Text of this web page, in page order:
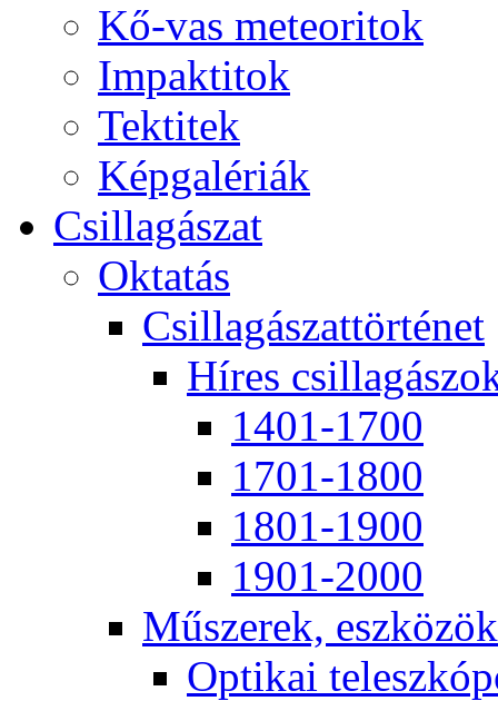
Kő-vas me­te­o­ri­tok
Imp­ak­ti­tok
Tek­ti­tek
Kép­ga­lé­ri­ák
Csil­la­gá­szat
Ok­ta­tás
Csil­la­gá­szat­tör­té­net
Hí­res
1401-1700
1701-1800
1801-1900
1901-2000
Mű­sze­rek, esz­kö­zök
Op­ti­kai